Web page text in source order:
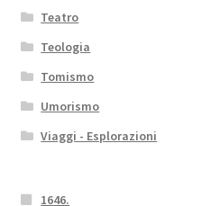
Teatro
Teologia
Tomismo
Umorismo
Viaggi - Esplorazioni
1646.